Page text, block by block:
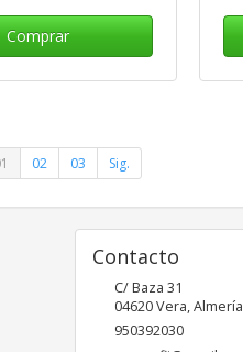
Comprar
02 03 Sig.
Contacto
C/ Baza 31
04620Vera,Almería
950392030